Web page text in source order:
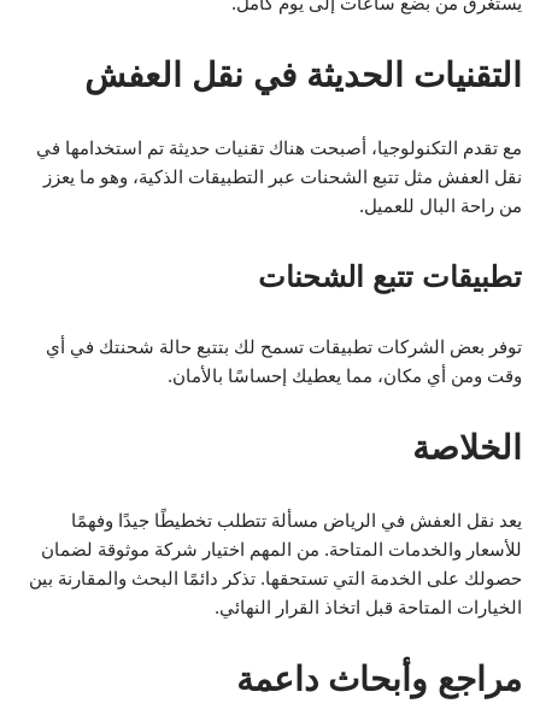
التقنيات الحديثة في نقل العفش
مع تقدم التكنولوجيا، أصبحت هناك تقنيات حديثة تم استخدامها في
نقل العفش مثل تتبع الشحنات عبر التطبيقات الذكية، وهو ما يعزز
من راحة البال للعميل.
تطبيقات تتبع الشحنات
توفر بعض الشركات تطبيقات تسمح لك بتتبع حالة شحنتك في أي
وقت ومن أي مكان، مما يعطيك إحساسًا بالأمان.
الخلاصة
يعد نقل العفش في الرياض مسألة تتطلب تخطيطًا جيدًا وفهمًا
للأسعار والخدمات المتاحة. من المهم اختيار شركة موثوقة لضمان
حصولك على الخدمة التي تستحقها. تذكر دائمًا البحث والمقارنة بين
الخيارات المتاحة قبل اتخاذ القرار النهائي.
مراجع وأبحاث داعمة